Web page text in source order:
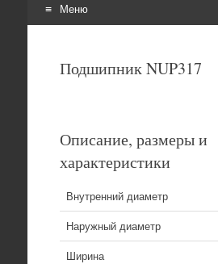
Меню
содержимому
Подшипник NUP317
Описание, размеры и
характеристики
Внутренний диаметр
Наружный диаметр
Ширина